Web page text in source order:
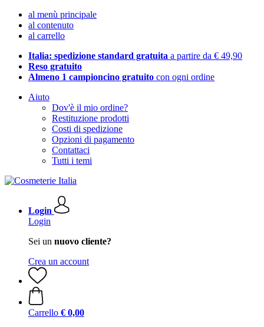
al menù principale
al contenuto
al carrello
Italia: spedizione standard gratuita a partire da € 49,90
Reso gratuito
Almeno 1 campioncino gratuito con ogni ordine
Aiuto
Dov'è il mio ordine?
Restituzione prodotti
Costi di spedizione
Opzioni di pagamento
Contattaci
Tutti i temi
Login
Login
Sei un nuovo cliente?
Crea un account
Carrello € 0,00